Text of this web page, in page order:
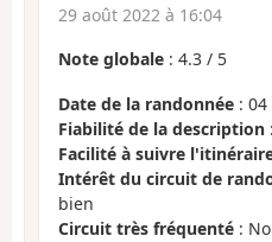
29 août 2022 à 16:04
Note globale : 4.3 / 5
Date de la randonnée :
Fiabilité de la description
Facilité à suivre
Intérêt du circuit de
bien
Circuit très fréquenté :